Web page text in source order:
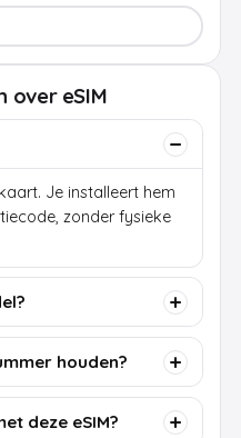
over eSIM
Je installeert hem
zonder fysieke
houden?
deze eSIM?